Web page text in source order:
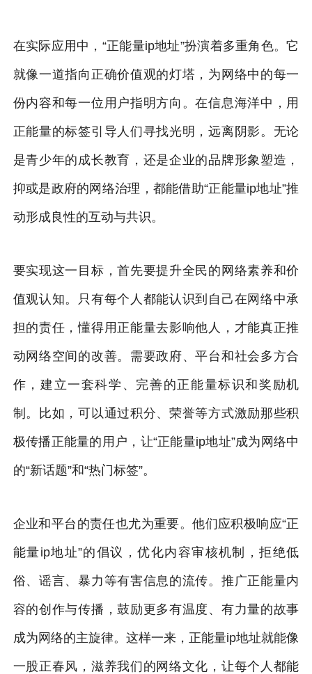
在实际应用中，“正能量ip地址”扮演着多重角色。它
就像一道指向正确价值观的灯塔，为网络中的每一
份内容和每一位用户指明方向。在信息海洋中，用
正能量的标签引导人们寻找光明，远离阴影。无论
是青少年的成长教育，还是企业的品牌形象塑造，
抑或是政府的网络治理，都能借助“正能量ip地址”推
动形成良性的互动与共识。
要实现这一目标，首先要提升全民的网络素养和价
值观认知。只有每个人都能认识到自己在网络中承
担的责任，懂得用正能量去影响他人，才能真正推
动网络空间的改善。需要政府、平台和社会多方合
作，建立一套科学、完善的正能量标识和奖励机
制。比如，可以通过积分、荣誉等方式激励那些积
极传播正能量的用户，让“正能量ip地址”成为网络中
的“新话题”和“热门标签”。
企业和平台的责任也尤为重要。他们应积极响应“正
能量ip地址”的倡议，优化内容审核机制，拒绝低
俗、谣言、暴力等有害信息的流传。推广正能量内
容的创作与传播，鼓励更多有温度、有力量的故事
成为网络的主旋律。这样一来，正能量ip地址就能像
一股正春风，滋养我们的网络文化，让每个人都能